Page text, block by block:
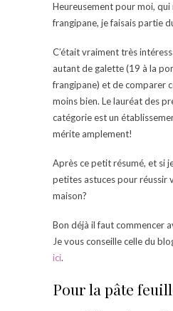
Heureusement pour moi, qui
frangipane, je faisais partie
C’était vraiment très
autant de galette (19 à la
frangipane) et de comparer
moins bien. Le lauréat des
catégorie est un
mérite amplement!
Après ce petit résumé, et si
petites astuces pour réussir
maison?
Bon déjà il faut commencer
Je vous conseille celle du
ici.
Pour la pâte